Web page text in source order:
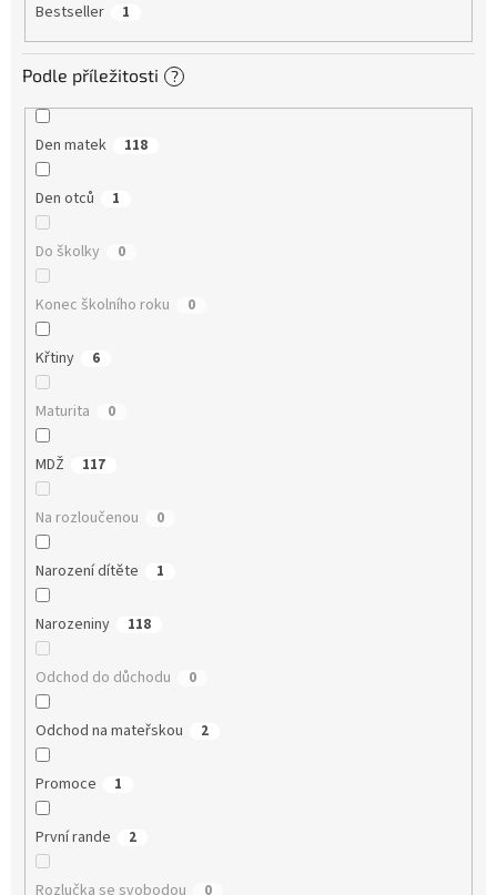
Bestseller 1
Podle příležitosti ?
Den matek 118
Den otců 1
Do školky 0
Konec školního roku 0
Křtiny 6
Maturita 0
MDŽ 117
Na rozloučenou 0
Narození dítěte 1
Narozeniny 118
Odchod do důchodu 0
Odchod na mateřskou 2
Promoce 1
První rande 2
Rozlučka se svobodou 0